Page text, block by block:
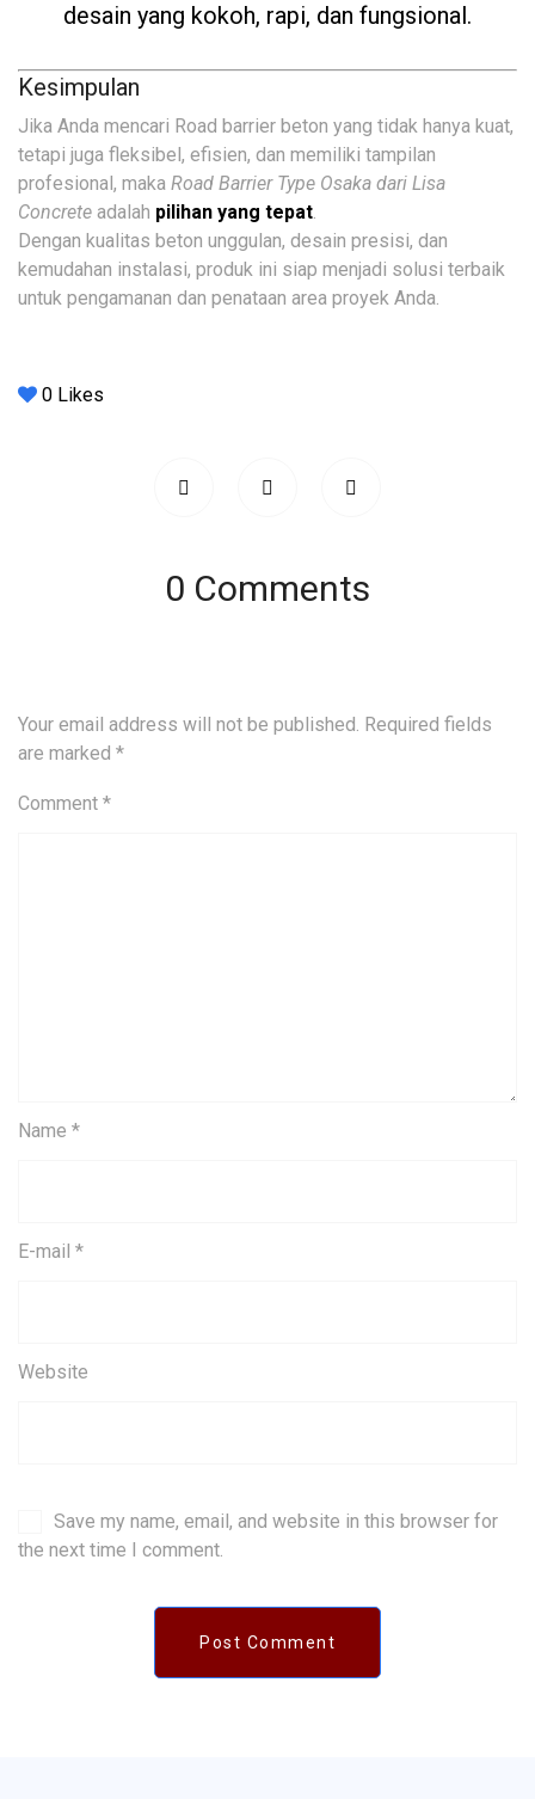
desain yang kokoh, rapi, dan fungsional.
Kesimpulan
Jika Anda mencari Road barrier beton yang tidak hanya kuat,
tetapi juga fleksibel, efisien, dan memiliki tampilan
profesional, maka Road Barrier Type Osaka dari Lisa
Concrete adalah pilihan yang tepat.
Dengan kualitas beton unggulan, desain presisi, dan
kemudahan instalasi, produk ini siap menjadi solusi terbaik
untuk pengamanan dan penataan area proyek Anda.
0 Likes
0 Comments
Your email address will not be published. Required fields
are marked *
Comment *
Name *
E-mail *
Website
Save my name, email, and website in this browser for
the next time I comment.